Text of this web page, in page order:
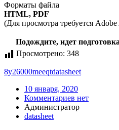
Форматы файла
HTML, PDF
(Для просмотра требуется
Подождите, идет
Просмотрено: 348
8y26000meeqtdatasheet
10 января, 2020
Комментариев нет
Администратор
datasheet